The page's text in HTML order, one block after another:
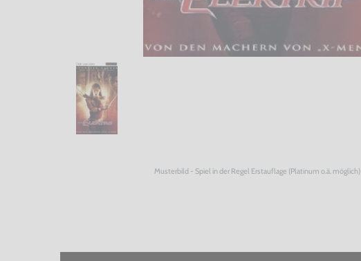
Musterbild - Spiel in der Regel Erstauflage (Platinum o.ä. möglich)